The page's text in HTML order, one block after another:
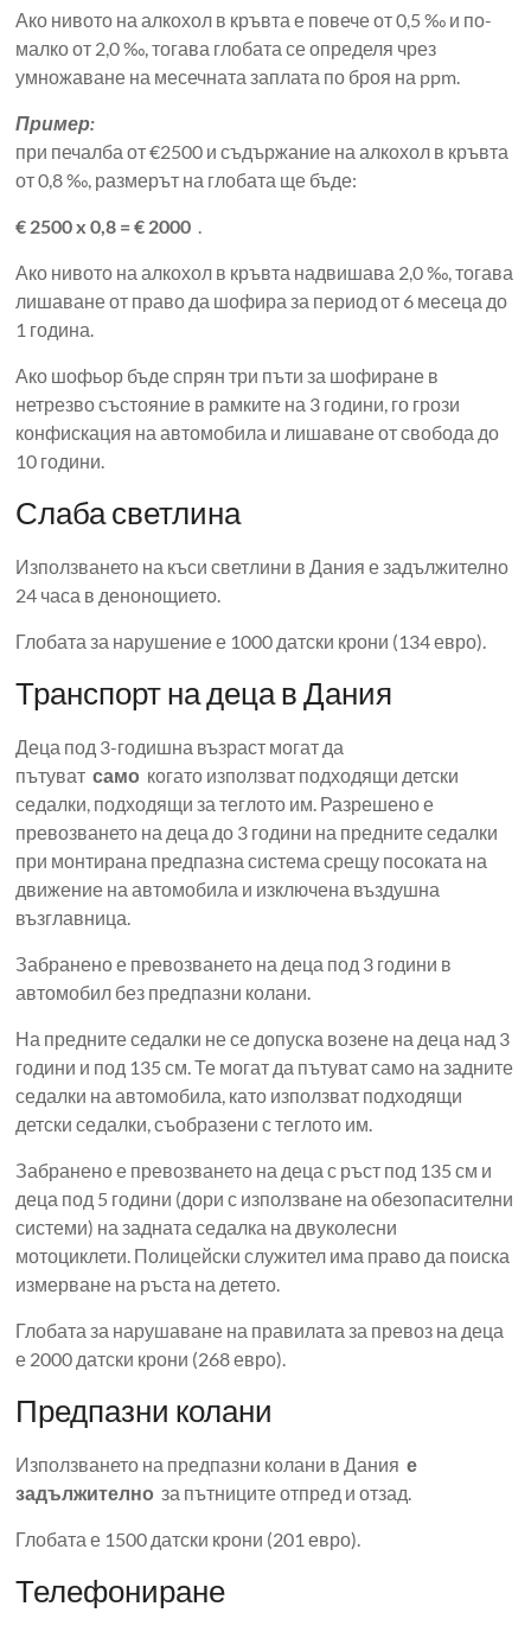
Ако нивото на алкохол в кръвта е повече от 0,5 ‰ и по-
малко от 2,0 ‰, тогава глобата се определя чрез
умножаване на месечната заплата по броя на ppm.
Пример:
при печалба от €2500 и съдържание на алкохол в кръвта
от 0,8 ‰, размерът на глобата ще бъде:
€ 2500 x 0,8 = € 2000 .
Ако нивото на алкохол в кръвта надвишава 2,0 ‰, тогава
лишаване от право да шофира за период от 6 месеца до
1 година.
Ако шофьор бъде спрян три пъти за шофиране в
нетрезво състояние в рамките на 3 години, го грози
конфискация на автомобила и лишаване от свобода до
10 години.
Слаба светлина
Използването на къси светлини в Дания е задължително
24 часа в денонощието.
Глобата за нарушение е 1000 датски крони (134 евро).
Транспорт на деца в Дания
Деца под 3-годишна възраст могат да
пътуватсамо когато използват подходящи детски
седалки, подходящи за теглото им. Разрешено е
превозването на деца до 3 години на предните седалки
при монтирана предпазна система срещу посоката на
движение на автомобила и изключена въздушна
възглавница.
Забранено е превозването на деца под 3 години в
автомобил без предпазни колани.
На предните седалки не се допуска возене на деца над 3
години и под 135 см. Те могат да пътуват само на задните
седалки на автомобила, като използват подходящи
детски седалки, съобразени с теглото им.
Забранено е превозването на деца с ръст под 135 см и
деца под 5 години (дори с използване на обезопасителни
системи) на задната седалка на двуколесни
мотоциклети. Полицейски служител има право да поиска
измерване на ръста на детето.
Глобата за нарушаване на правилата за превоз на деца
е 2000 датски крони (268 евро).
Предпазни колани
Използването на предпазни колани в Данияе
задължително за пътниците отпред и отзад.
Глобата е 1500 датски крони (201 евро).
Телефониране